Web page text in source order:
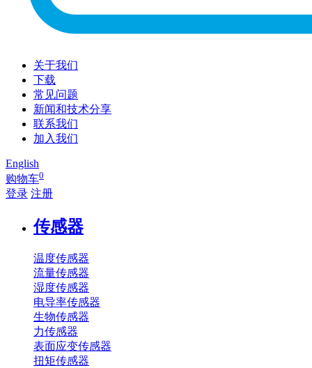
关于我们
下载
常见问题
新闻和技术分享
联系我们
加入我们
English
购物车0
登录 注册
传感器
温度传感器
流量传感器
湿度传感器
电导率传感器
生物传感器
力传感器
表面应变传感器
扭矩传感器